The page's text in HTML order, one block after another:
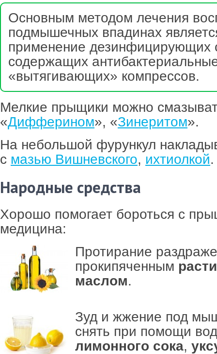
Основным методом лечения
подмышечных впадинах
применение дезинфицирующих
содержащих
«вытягивающих» компрессов.
Мелкие прыщики можно
«Дифферином», «Зинеритом».
На небольшой фурункул
с мазью Вишневского, ихтиолкой.
Народные средства
Хорошо помогает бороться с
медицина:
Протирание
прокипяченным
маслом.
Зуд и жжение под
снять при помощи
лимонного сока,